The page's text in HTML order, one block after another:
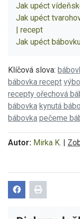
Jak upéct
Jak upéct
| recept
Jak upéct
Klíčová slova:
bábovka recept
recepty ořechová
bábovka kynutá
bábovka pečeme
Autor: Mirka K. |